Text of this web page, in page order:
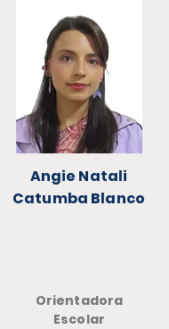
Angie Natali
Catumba Blanco
Orientadora
Escolar